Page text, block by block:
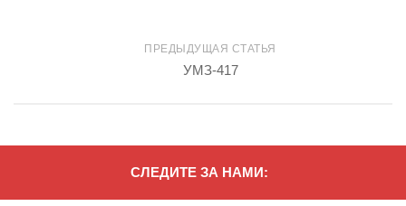
ПРЕДЫДУЩАЯ СТАТЬЯ
УМЗ-417
СЛЕДИТЕ ЗА НАМИ: